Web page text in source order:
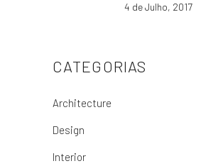
4 de Julho, 2017
CATEGORIAS
Architecture
Design
Interior